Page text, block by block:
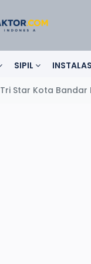
SIPIL
Tri Star Kota Bandar